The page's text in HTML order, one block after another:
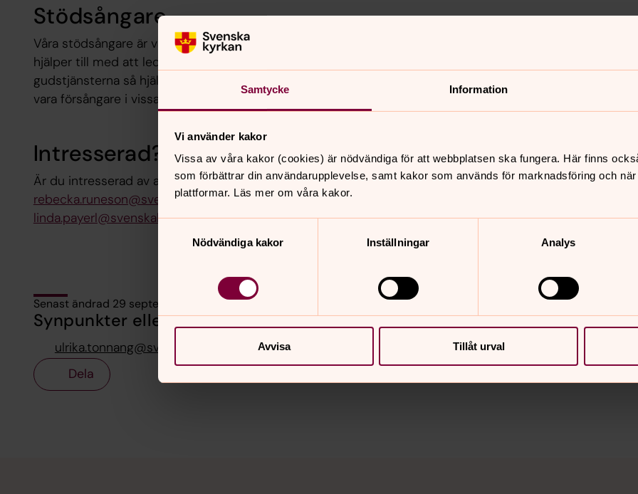
Samtycke Information
Vi använder kakor
Vissa av våra kakor (cookies) är nödvändiga för att webbplatsen ska fungera. Här finns
som förbättrar din användarupplevelse, samt kakor som används för marknadsföring och
plattformar. Läs mer om våra kakor.
Samtyckesval
Nödvändiga kakor
Inställningar Analys
Avvisa Tillåt urval
Stödsångare
Våra stödsångare är värdefulla. De har övat in gudstjänstens sånger och psalmer och
hjälper till med att leda sången under gudstjänsten. När vi inte har körmedverkan på
gudstjänsterna så hjälper en liten grupp stödsångare till med att leda psalmsången och
vara försångare i vissa sångpartier.
Intresserad?
Är du intresserad av att vara med kontaktar du Rebecka Runeson,
rebecka.runeson@svenskakyrkan.se, tel 0767-74 73 26, eller Linda Payerl,
linda.payerl@svenskakyrkan.se, tel 0767–74 73 32.
Senast ändrad 29 september 2024
Synpunkter eller frågor på sidans innehåll?
ulrika.tonnang@svenskakyrkan.se
Dela